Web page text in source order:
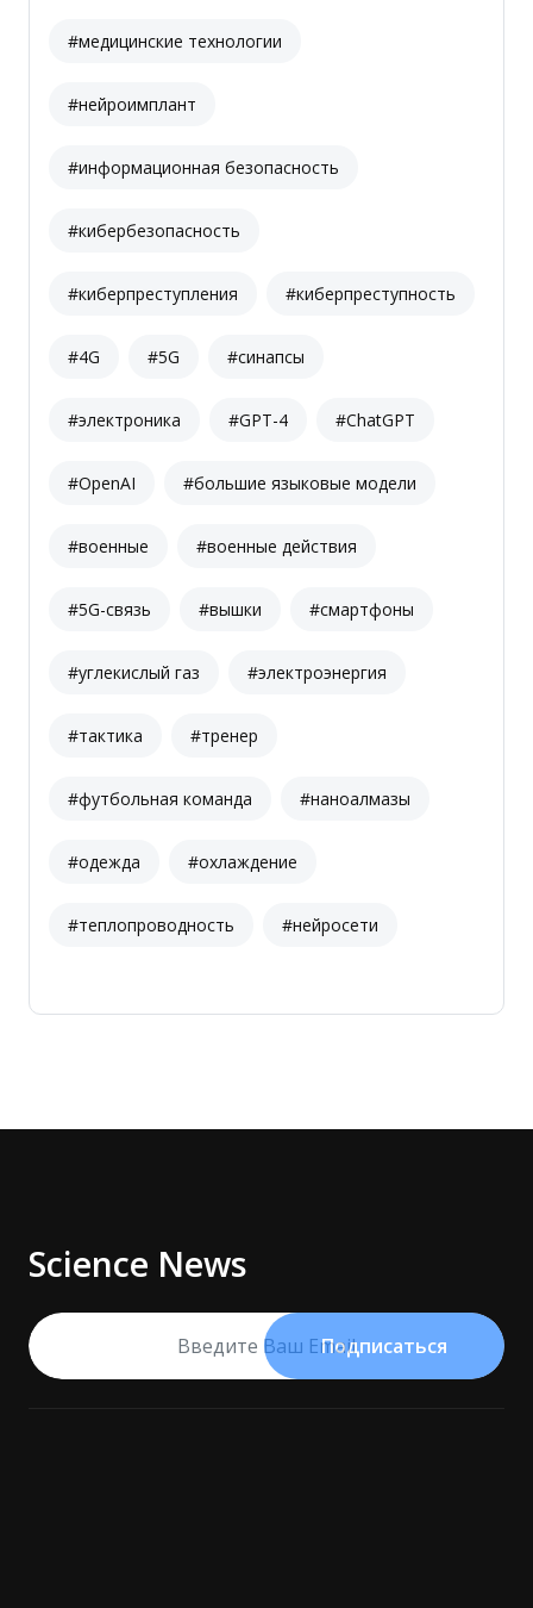
#медицинские технологии
#нейроимплант
#информационная безопасность
#кибербезопасность
#киберпреступления #киберпреступность
#4G #5G #синапсы
#электроника #GPT-4 #ChatGPT
#OpenAI #большие языковые модели
#военные #военные действия
#5G-связь #вышки #смартфоны
#углекислый газ #электроэнергия
#тактика #тренер
#футбольная команда #наноалмазы
#одежда #охлаждение
#теплопроводность #нейросети
Science News
Подписаться